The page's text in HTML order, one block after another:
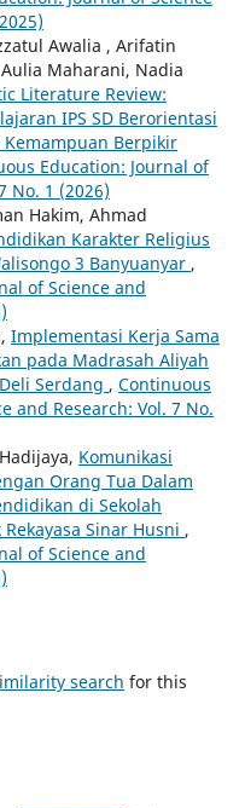
Awalia , Arifatin
Maharani, Nadia
Literature Review:
IPS SD Berorientasi
Berpikir
Education: Journal of
No. 1 (2026)
Hakim, Ahmad
Karakter Religius
3 Banyuanyar ,
of Science and
Implementasi Kerja Sama
pada Madrasah Aliyah
Serdang , Continuous
and Research: Vol. 7 No.
Komunikasi
Orang Tua Dalam
di Sekolah
Sinar Husni ,
of Science and
search for this